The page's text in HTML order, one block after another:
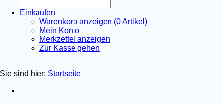
Einkaufen
Warenkorb anzeigen (0Artikel)
Mein Konto
Merkzettel anzeigen
Zur Kasse gehen
Sie sind hier: Startseite